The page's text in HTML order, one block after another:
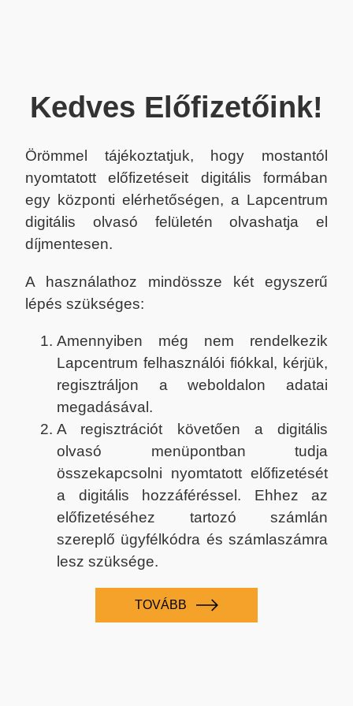
Kedves Előfizetőink!
Örömmel tájékoztatjuk, hogy mostantól
nyomtatott előfizetéseit digitális formában
egy központi elérhetőségen, a Lapcentrum
digitális olvasó felületén olvashatja el
díjmentesen.
A használathoz mindössze két egyszerű
lépés szükséges:
Amennyiben még nem rendelkezik
Lapcentrum felhasználói fiókkal, kérjük,
regisztráljon a weboldalon adatai
megadásával.
A regisztrációt követően a digitális
olvasó menüpontban tudja
összekapcsolni nyomtatott előfizetését
a digitális hozzáféréssel. Ehhez az
előfizetéséhez tartozó számlán
szereplő ügyfélkódra és számlaszámra
lesz szüksége.
TOVÁBB